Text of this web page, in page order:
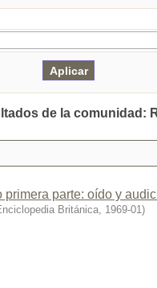
de la comunidad:
primera parte: oído y
Británica, 1969-01)